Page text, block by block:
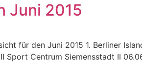
Juni 2015
für den Juni 2015 1. Berliner
Sport Centrum Siemensstadt II